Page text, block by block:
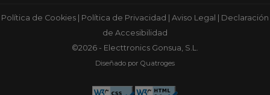
Política de Cookies Política de Privacidad Aviso Legal
Declaración
de Accesibilidad
©2026 - Electtronics Gonsua, S.L.
Diseñado por Quatroges